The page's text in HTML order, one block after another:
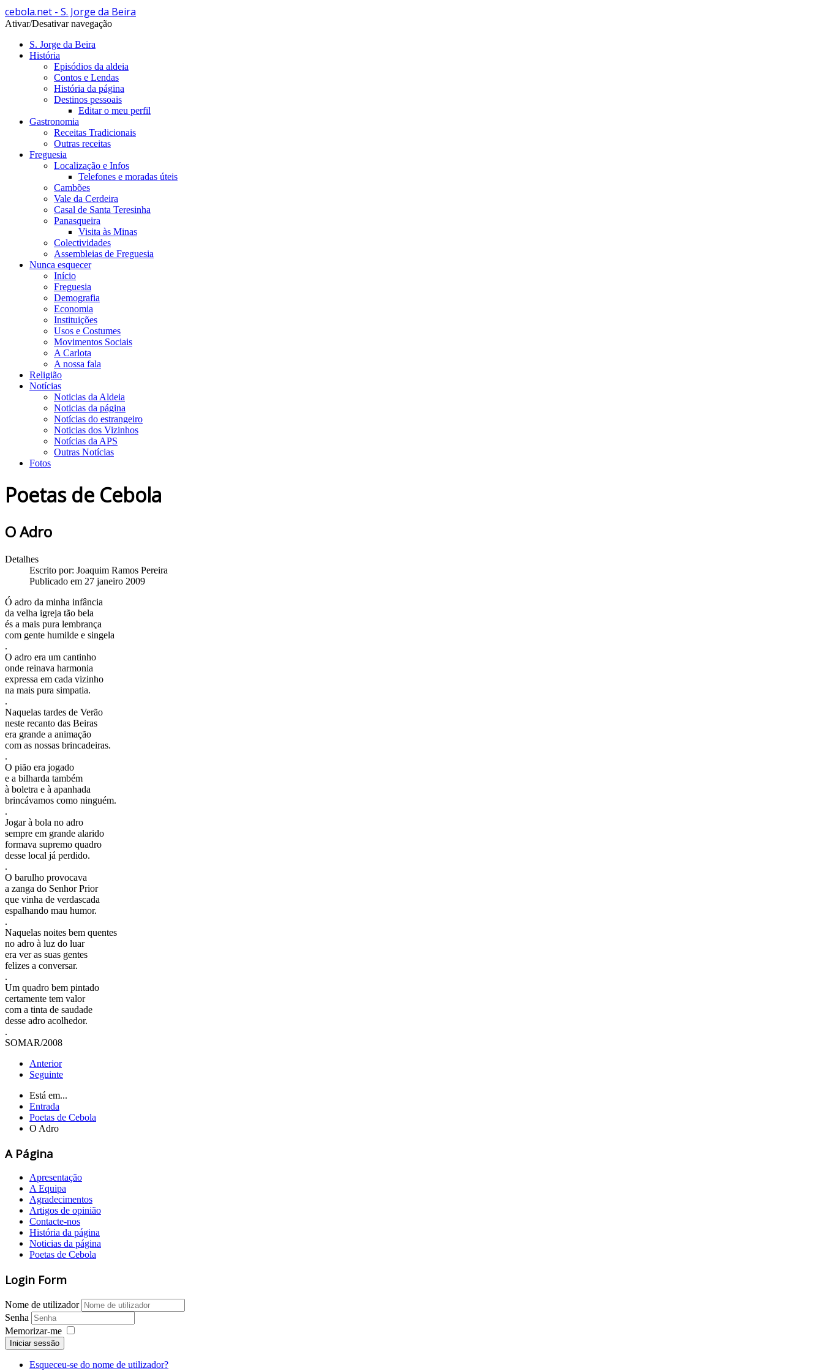
cebola.net - S. Jorge da Beira
Ativar/Desativar navegação
S. Jorge da Beira
História
Episódios da aldeia
Contos e Lendas
História da página
Destinos pessoais
Editar o meu perfil
Gastronomia
Receitas Tradicionais
Outras receitas
Freguesia
Localização e Infos
Telefones e moradas úteis
Cambões
Vale da Cerdeira
Casal de Santa Teresinha
Panasqueira
Visita às Minas
Colectividades
Assembleias de Freguesia
Nunca esquecer
Início
Freguesia
Demografia
Economia
Instituições
Usos e Costumes
Movimentos Sociais
A Carlota
A nossa fala
Religião
Notícias
Noticias da Aldeia
Noticias da página
Notícias do estrangeiro
Noticias dos Vizinhos
Notícias da APS
Outras Notícias
Fotos
Poetas de Cebola
O Adro
Detalhes
Escrito por: Joaquim Ramos Pereira
Publicado em 27 janeiro 2009
Ó adro da minha infância
da velha igreja tão bela
és a mais pura lembrança
com gente humilde e singela
.
O adro era um cantinho
onde reinava harmonia
expressa em cada vizinho
na mais pura simpatia.
.
Naquelas tardes de Verão
neste recanto das Beiras
era grande a animação
com as nossas brincadeiras.
.
O pião era jogado
e a bilharda também
à boletra e à apanhada
brincávamos como ninguém.
.
Jogar à bola no adro
sempre em grande alarido
formava supremo quadro
desse local já perdido.
.
O barulho provocava
a zanga do Senhor Prior
que vinha de verdascada
espalhando mau humor.
.
Naquelas noites bem quentes
no adro à luz do luar
era ver as suas gentes
felizes a conversar.
.
Um quadro bem pintado
certamente tem valor
com a tinta de saudade
desse adro acolhedor.
.
SOMAR/2008
Anterior
Seguinte
Está em...
Entrada
Poetas de Cebola
O Adro
A Página
Apresentação
A Equipa
Agradecimentos
Artigos de opinião
Contacte-nos
História da página
Noticias da página
Poetas de Cebola
Login Form
Nome de utilizador
Senha
Memorizar-me
Iniciar sessão
Esqueceu-se do nome de utilizador?